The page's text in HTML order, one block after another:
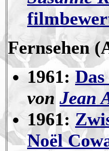
Fernsehen
1961:
von Jean
1961:
Noël